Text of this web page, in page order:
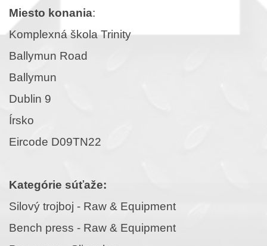
Miesto konania:
Komplexná škola Trinity
Ballymun Road
Ballymun
Dublin 9
Írsko
Eircode D09TN22
Kategórie súťaže:
Silový trojboj - Raw & Equipment
Bench press - Raw & Equipment